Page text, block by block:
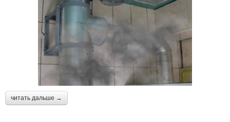
читать дальше →